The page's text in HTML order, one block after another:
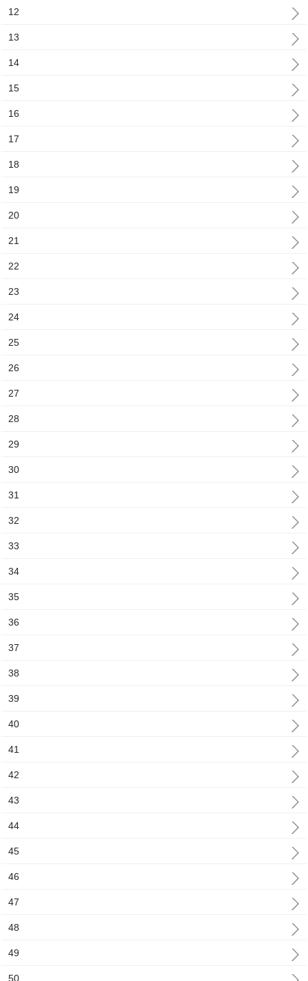
12
13
14
15
16
17
18
19
20
21
22
23
24
25
26
27
28
29
30
31
32
33
34
35
36
37
38
39
40
41
42
43
44
45
46
47
48
49
50